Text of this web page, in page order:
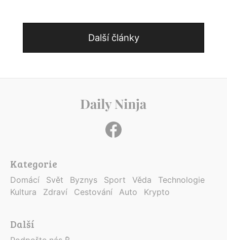
Další články
Kategorie
Domácí Svět Byznys Sport Věda
Technologie
Kultura
Zdraví Cestování Auto Krypto
Další